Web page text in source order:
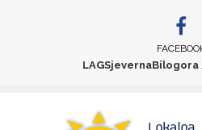
LAGSjevernaBilogora